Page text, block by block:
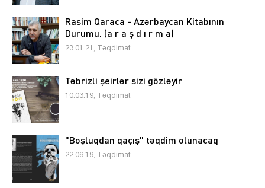
Rasim Qaraca - Azərbaycan Kitabının
Durumu. (a r a ş d ı r m a)
23.01.21, Təqdimat
Təbrizli şeirlər sizi gözləyir
10.03.19, Təqdimat
"Boşluqdan qaçış" təqdim olunacaq
22.06.19, Təqdimat